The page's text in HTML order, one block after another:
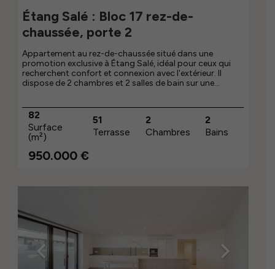
Étang Salé : Bloc 17 rez-de-
chaussée, porte 2
Appartement au rez-de-chaussée situé dans une
promotion exclusive à Étang Salé, idéal pour ceux qui
recherchent confort et connexion avec l'extérieur. Il
dispose de 2 chambres et 2 salles de bain sur une
privée de 51 m² est un atout majeur, parfaite pour
profiter du climat et du style de vie de la région.
Disponible pour 950 000 €.
82
Surface
(m²)
51
Terrasse
2
Chambres
2
Bains
950.000 €